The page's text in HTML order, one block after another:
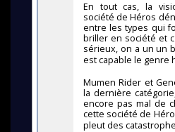
En tout cas, la
société de Héros
entre les types qui
briller en société et
sérieux, on a un un
est capable le genre
Mumen Rider et
la dernière
encore pas mal de
cette société de
pleut des